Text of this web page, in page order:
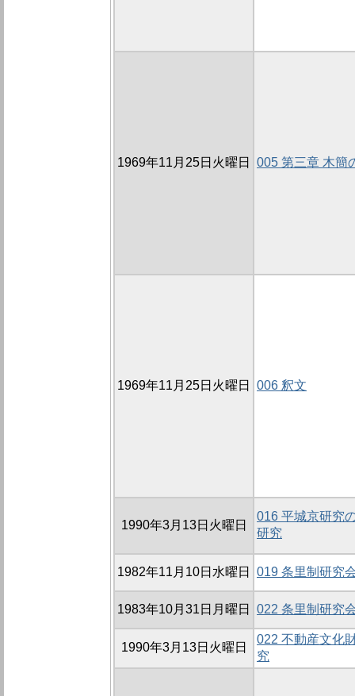
1969年11月25日火曜日 005 第三章 木簡
1969年11月25日火曜日 006 釈文
1990年3月13日火曜日
016 平城京研究
研究
1982年11月10日水曜日 019 条里制研究
1983年10月31日月曜日 022 条里制研究
1990年3月13日火曜日
022 不動産文化
究